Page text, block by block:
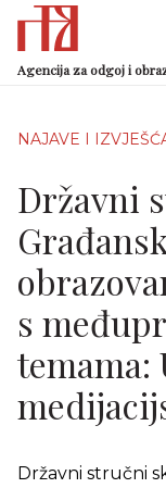
Agencija za odgoj i
NAJAVE I
Državni
s
temama:
Državni stručni